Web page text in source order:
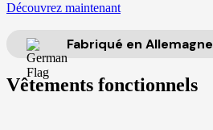
Découvrez maintenant
Fabriqué en Allemagne
Vêtements fonctionnels